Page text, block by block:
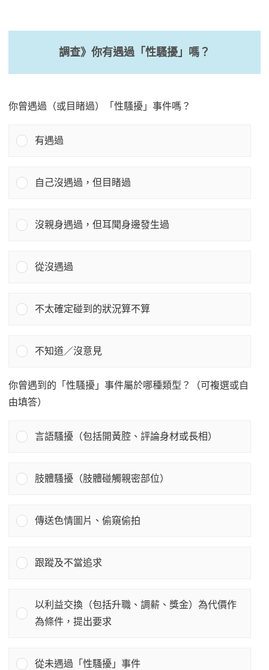
調查》你有遇過「性騷擾」嗎？
你曾遇過（或目睹過）「性騷擾」事件嗎？
有遇過
自己沒遇過，但目睹過
沒親身遇過，但耳聞身邊發生過
從沒遇過
不太確定碰到的狀況算不算
不知道／沒意見
你曾遇到的「性騷擾」事件屬於哪種類型？（可複選或自
由填答）
言語騷擾（包括開黃腔、評論身材或長相）
肢體騷擾（肢體碰觸親密部位）
傳送色情圖片、偷窺偷拍
跟蹤及不當追求
以利益交換（包括升職、調薪、獎金）為代價作
為條件，提出要求
從未遇過「性騷擾」事件